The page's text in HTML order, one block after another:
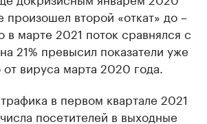
произошел второй «откат» до –
в марте 2021 поток сравнялся с
21% превысил показатели уже
вируса марта 2020 года.
в первом квартале 2021
посетителей в выходные